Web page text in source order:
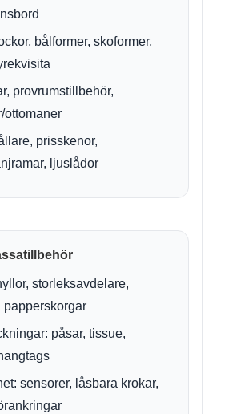
bålformer, skoformer,
provrumstillbehör,
ottomaner
prisskenor,
ljuslådor
storleksavdelare,
papperskorgar
påsar, tissue,
sensorer, låsbara krokar,